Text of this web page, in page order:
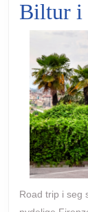
Biltur i
Road trip i seg